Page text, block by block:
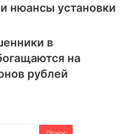
нюансы установки
в
на
рублей